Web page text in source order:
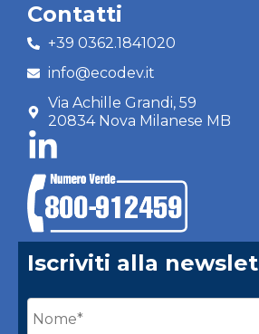
Contatti
+39 0362.1841020
info@ecodev.it
Via Achille Grandi, 59
20834 Nova Milanese MB
Iscriviti alla